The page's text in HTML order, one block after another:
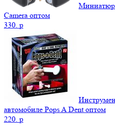
Camera оптом
330. p
автомобиле Pops A Dent оптом
220. p